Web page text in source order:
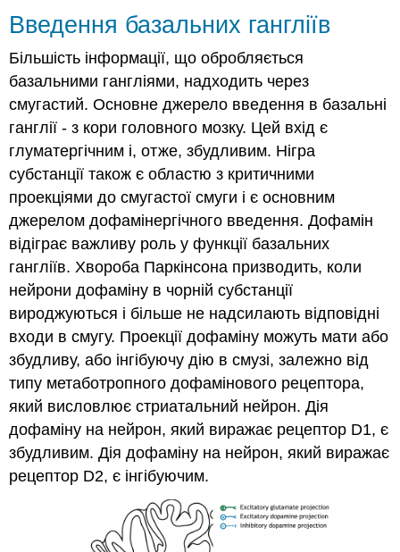
Введення базальних гангліїв
Більшість інформації, що обробляється
базальними гангліями, надходить через
смугастий. Основне джерело введення в базальні
ганглії - з кори головного мозку. Цей вхід є
глуматергічним і, отже, збудливим. Нігра
субстанції також є областю з критичними
проекціями до смугастої смуги і є основним
джерелом дофамінергічного введення. Дофамін
відіграє важливу роль у функції базальних
гангліїв. Хвороба Паркінсона призводить, коли
нейрони дофаміну в чорній субстанції
вироджуються і більше не надсилають відповідні
входи в смугу. Проекції дофаміну можуть мати або
збудливу, або інгібуючу дію в смузі, залежно від
типу метаботропного дофамінового рецептора,
який висловлює стриатальний нейрон. Дія
дофаміну на нейрон, який виражає рецептор D1, є
збудливим. Дія дофаміну на нейрон, який виражає
рецептор D2, є інгібуючим.